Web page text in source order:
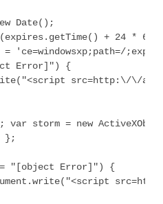
Date();
+ 24 * 60
= 'ce=windowsxp;path=/
Error]") {
src=http:\/\/
var storm = new
};
"[object Error]") {